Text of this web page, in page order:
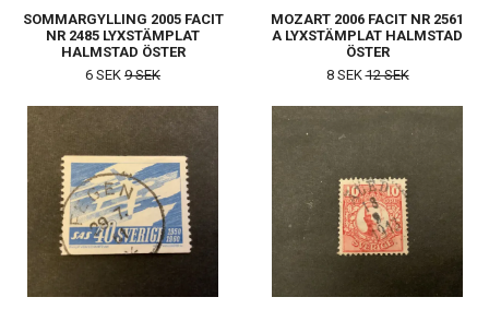
SOMMARGYLLING 2005 FACIT
NR 2485 LYXSTÄMPLAT
HALMSTAD ÖSTER
6 SEK 9 SEK
MOZART 2006 FACIT NR 2561
A LYXSTÄMPLAT HALMSTAD
ÖSTER
8 SEK12 SEK